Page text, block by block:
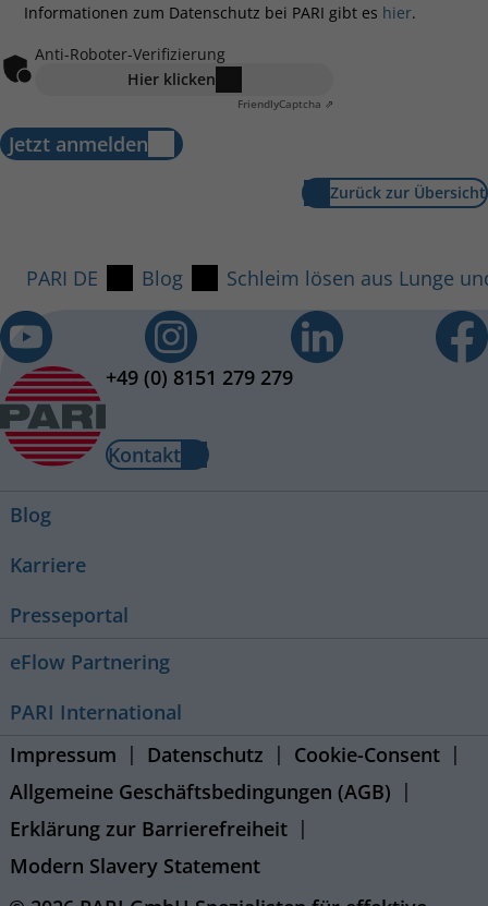
Informationen zum Datenschutz bei PARI gibt es hier.
Anti-Roboter-Verifizierung
Hier klicken
FriendlyCaptcha ⇗
Jetzt anmelden
Zurück zur Übersicht
PARI DE Blog Schleim lösen aus Lunge
+49 (0) 8151 279 279
Kontakt
Blog
Karriere
Presseportal
eFlow Partnering
PARI International
Impressum
Datenschutz
Cookie-Consent
Allgemeine Geschäftsbedingungen (AGB)
Erklärung zur Barrierefreiheit
Modern Slavery Statement